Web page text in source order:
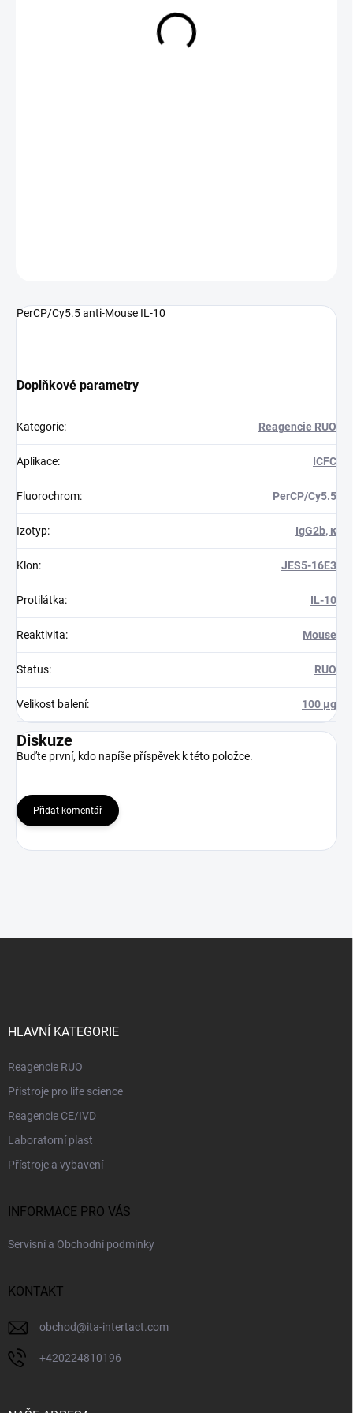
PerCP/Cy5.5 anti-Mouse IL-10
Doplňkové parametry
Kategorie: Reagencie RUO
Aplikace: ICFC
Fluorochrom: PerCP/Cy5.5
Izotyp: IgG2b, κ
Klon: JES5-16E3
Protilátka: IL-10
Reaktivita: Mouse
Status: RUO
Velikost balení: 100 μg
Diskuze
Buďte první, kdo napíše příspěvek k této položce.
Přidat komentář
HLAVNÍ KATEGORIE
Reagencie RUO
Přístroje pro life science
Reagencie CE/IVD
Laboratorní plast
Přístroje a vybavení
INFORMACE PRO VÁS
Servisní a Obchodní podmínky
KONTAKT
obchod@ita-intertact.com
+420224810196